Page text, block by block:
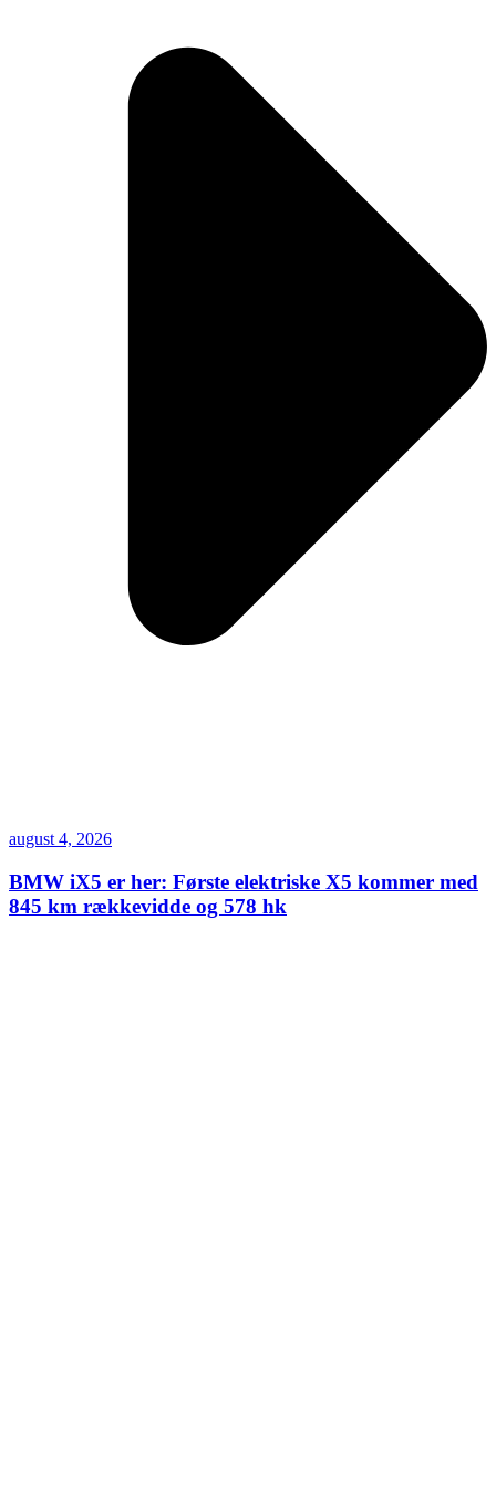
august 4, 2026
BMW iX5 er her: Første elektriske X5 kommer med
845 km rækkevidde og 578 hk